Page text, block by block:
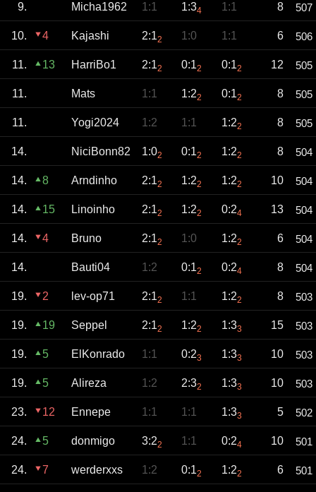
9. Micha1962 1:1 1:34 1:1 8 507
10. 4 Kajashi 2:12 1:0 1:1 6 506
11. 13 HarriBo1 2:12 0:12 0:12 12 505
11. Mats 1:1 1:22 0:12 8 505
11. Yogi2024 1:2 1:1 1:22 8 505
14. NiciBonn82 1:02 0:12 1:22 8 504
14. 8 Arndinho 2:12 1:22 1:22 10 504
14. 15 Linoinho 2:12 1:22 0:24 13 504
14. 4 Bruno 2:12 1:0 1:22 6 504
14. Bauti04 1:2 0:12 0:24 8 504
19. 2 lev-op71 2:12 1:1 1:22 8 503
19. 19 Seppel 2:12 1:22 1:33 15 503
19. 5 ElKonrado 1:1 0:23 1:33 10 503
19. 5 Alireza 1:2 2:32 1:33 10 503
23. 12 Ennepe 1:1 1:1 1:33 5 502
24. 5 donmigo 3:22 1:1 0:24 10 501
24. 7 werderxxs 1:2 0:12 1:22 6 501